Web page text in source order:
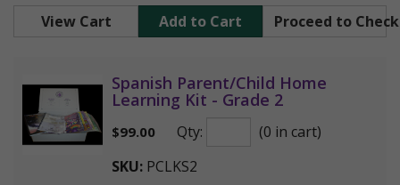
View Cart Add to Cart Proceed to
Spanish Parent/Child Home
Learning Kit - Grade 2
$99.00 Qty:
(0 in cart)
SKU: PCLKS2